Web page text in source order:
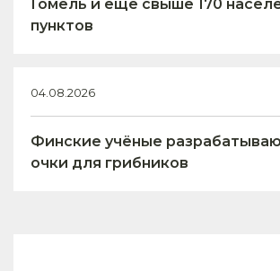
Гомель и ещё свыше 170
пунктов
04.08.2026
Финские учёные
очки для грибников